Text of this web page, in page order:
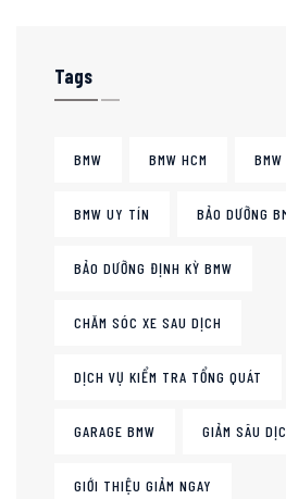
Tags
BMW BMW HCM
BMW UY TÍN BẢO DƯỠNG
BẢO DƯỠNG ĐỊNH KỲ BMW
CHĂM SÓC XE SAU DỊCH
DỊCH VỤ KIỂM TRA TỔNG QUÁT
GARAGE BMW GIẢM SÂU
GIỚI THIỆU GIẢM NGAY